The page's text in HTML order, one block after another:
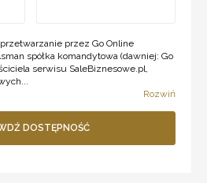
przez Go Online
spółka komandytowa (dawniej: Go
serwisu SaleBiznesowe.pl,
Rozwiń
DOSTĘPNOŚĆ